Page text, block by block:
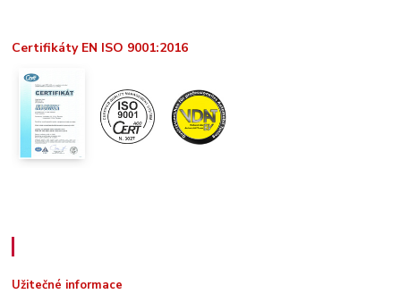
Certifikáty EN ISO 9001:2016
Užitečné informace